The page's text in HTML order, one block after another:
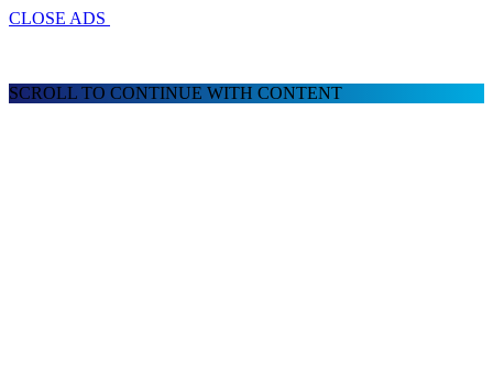
CLOSE ADS
SCROLL TO CONTINUE WITH CONTENT